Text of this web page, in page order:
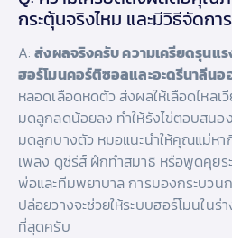
กระตุ้นจริงไหม และมีวิธีจัดกา
A:ส่งผลจริงครับ ความเครียดรุนแร
ฮอร์โมนคอร์ติซอลและอะดรีนาลีนอ
หลอดเลือดหดตัว ส่งผลให้เลือดไหลเ
มดลูกลดน้อยลง ทำให้รังไข่ตอบสนอ
มดลูกบางตัว หมอแนะนำให้คุณแม่ห
เพลง ดูซีรีส์ ฝึกทำสมาธิ หรือพูดคุย
พ่อและทีมพยาบาล การมองกระบวน
ปล่อยวางจะช่วยให้ระบบฮอร์โมนใน
ที่สุดครับ